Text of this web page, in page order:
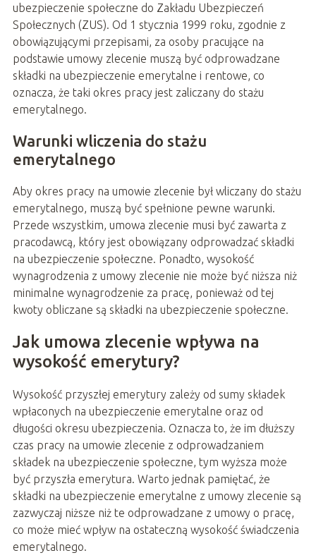
ubezpieczenie społeczne do Zakładu Ubezpieczeń
Społecznych (ZUS). Od 1 stycznia 1999 roku, zgodnie z
obowiązującymi przepisami, za osoby pracujące na
podstawie umowy zlecenie muszą być odprowadzane
składki na ubezpieczenie emerytalne i rentowe, co
oznacza, że taki okres pracy jest zaliczany do stażu
emerytalnego.
Warunki wliczenia do stażu
emerytalnego
Aby okres pracy na umowie zlecenie był wliczany do stażu
emerytalnego, muszą być spełnione pewne warunki.
Przede wszystkim, umowa zlecenie musi być zawarta z
pracodawcą, który jest obowiązany odprowadzać składki
na ubezpieczenie społeczne. Ponadto, wysokość
wynagrodzenia z umowy zlecenie nie może być niższa niż
minimalne wynagrodzenie za pracę, ponieważ od tej
kwoty obliczane są składki na ubezpieczenie społeczne.
Jak umowa zlecenie wpływa na
wysokość emerytury?
Wysokość przyszłej emerytury zależy od sumy składek
wpłaconych na ubezpieczenie emerytalne oraz od
długości okresu ubezpieczenia. Oznacza to, że im dłuższy
czas pracy na umowie zlecenie z odprowadzaniem
składek na ubezpieczenie społeczne, tym wyższa może
być przyszła emerytura. Warto jednak pamiętać, że
składki na ubezpieczenie emerytalne z umowy zlecenie są
zazwyczaj niższe niż te odprowadzane z umowy o pracę,
co może mieć wpływ na ostateczną wysokość świadczenia
emerytalnego.